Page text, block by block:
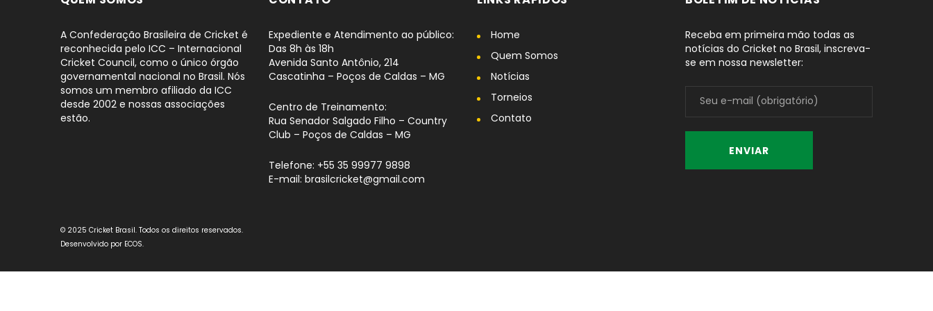
A Confederação Brasileira de Cricket é
reconhecida pelo ICC – Internacional
Cricket Council, como o único órgão
governamental nacional no Brasil. Nós
somos um membro afiliado da ICC
desde 2002 e nossas associações
estão.
Expediente e Atendimento ao público:
Das 8h às 18h
Avenida Santo Antônio, 214
Cascatinha – Poços de Caldas – MG
Centro de Treinamento:
Rua Senador Salgado Filho – Country
Club – Poços de Caldas – MG
Telefone: +55 35 99977 9898
E-mail: brasilcricket@gmail.com
Home
Quem Somos
Notícias
Torneios
Contato
Receba em primeira mão todas as
notícias do Cricket no Brasil, inscreva-
se em nossa newsletter:
© 2025 Cricket Brasil. Todos os direitos reservados.
Desenvolvido por ECOS.